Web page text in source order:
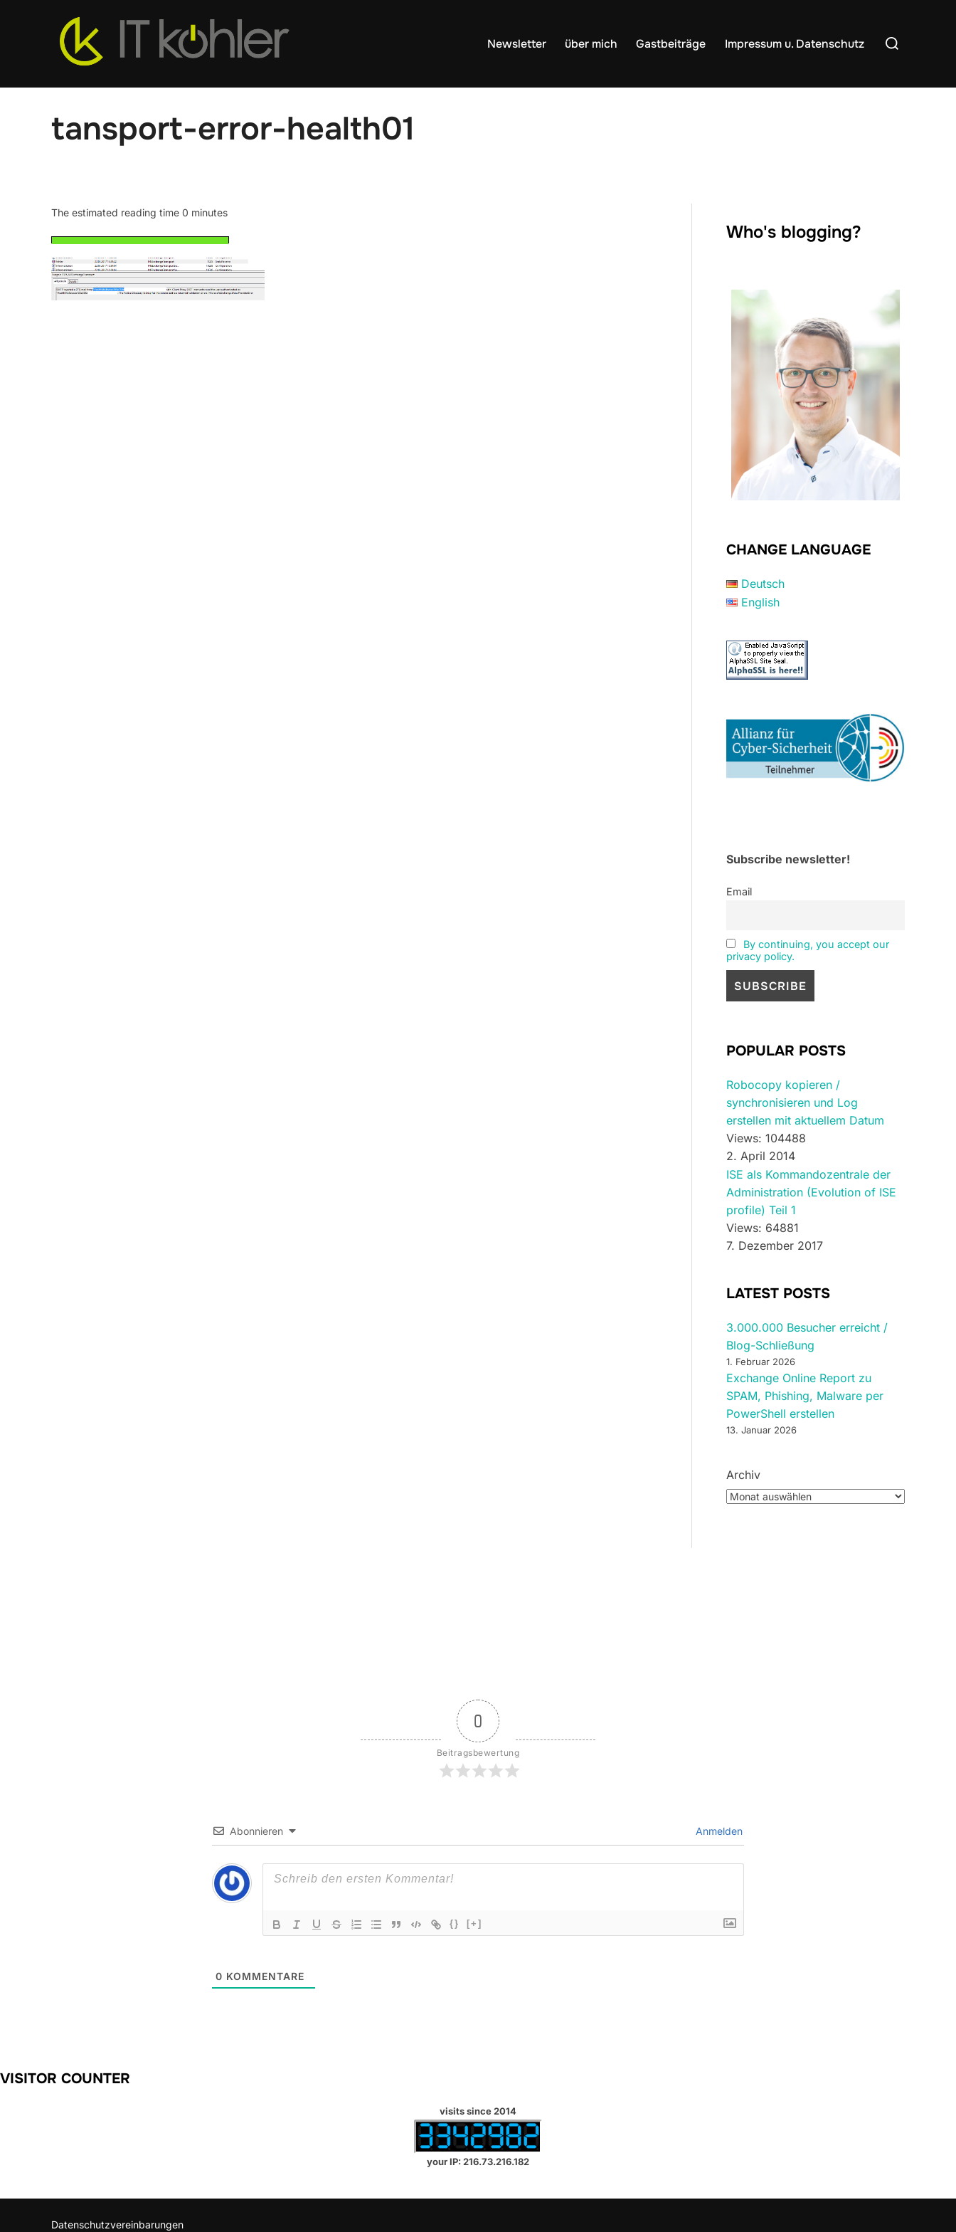
Newsletter über mich Gastbeiträge Impressum u. Datenschutz
Suchen
nach:
tansport-error-health01
The estimated reading time 0 minutes
Who's blogging?
CHANGE LANGUAGE
Deutsch
English
Subscribe newsletter!
Email
By continuing, you accept our
privacy policy.
POPULAR POSTS
Robocopy kopieren /
synchronisieren und Log
erstellen mit aktuellem Datum
Views: 104488
2. April 2014
ISE als Kommandozentrale der
Administration (Evolution of ISE
profile) Teil 1
Views: 64881
7. Dezember 2017
LATEST POSTS
3.000.000 Besucher erreicht /
Blog-Schließung
1. Februar 2026
Exchange Online Report zu
SPAM, Phishing, Malware per
PowerShell erstellen
13. Januar 2026
Archiv
0
Beitragsbewertung
Abonnieren Anmelden
{} [+]
0 KOMMENTARE
VISITOR COUNTER
visits since 2014
your IP: 216.73.216.182
Datenschutzvereinbarungen